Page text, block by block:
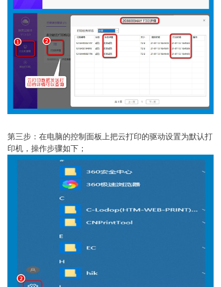
第三步：在电脑的控制面板上把云打印的驱动设置为默认打
印机，操作步骤如下；